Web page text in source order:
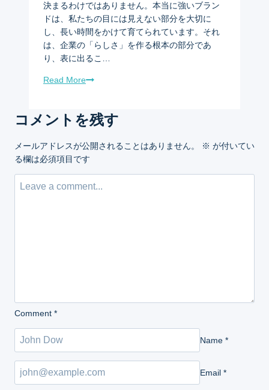
決まるわけではありません。本当に強いブラン
ドは、私たちの目には見えない部分を大切に
し、長い時間をかけて育てられています。それ
は、企業の「らしさ」を作る根本の部分であ
り、表に出るこ…
Read More
コメントを残す
メールアドレスが公開されることはありません。 ※ が付いてい
る欄は必須項目です
Comment *
Name *
Email *